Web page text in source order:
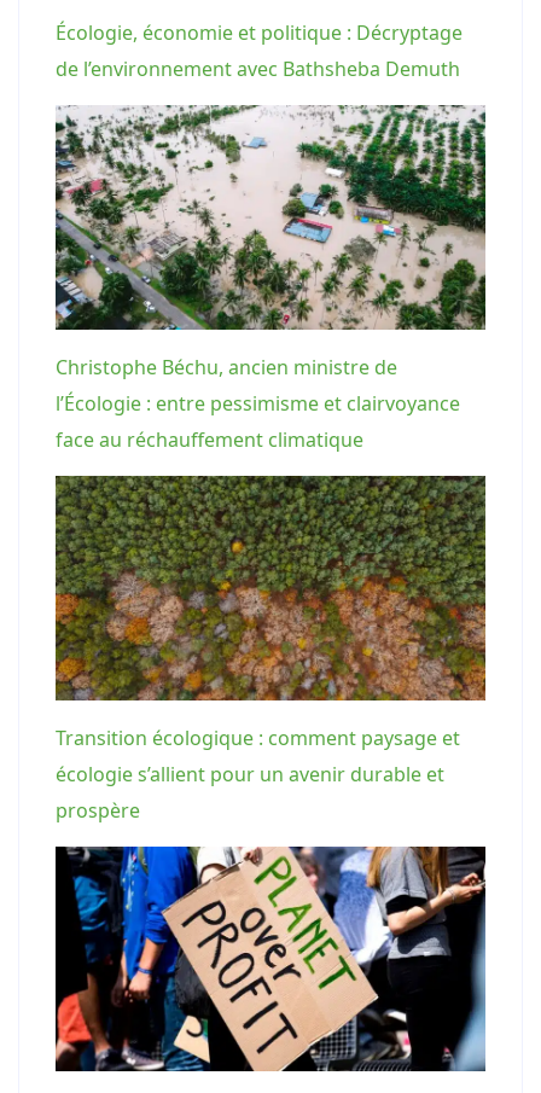
Écologie, économie et politique : Décryptage
de l’environnement avec Bathsheba Demuth
Christophe Béchu, ancien ministre de
l’Écologie : entre pessimisme et clairvoyance
face au réchauffement climatique
Transition écologique : comment paysage et
écologie s’allient pour un avenir durable et
prospère